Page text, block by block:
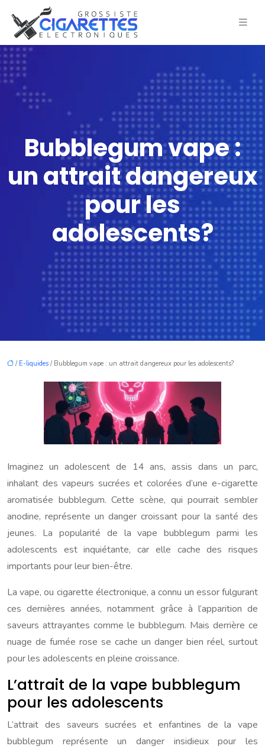
Bubblegum vape :
un attrait dangereux
pour les
adolescents?
/ E-liquides / Bubblegum vape : un attrait dangereux pour les adolescents?
Imaginez un adolescent de 14 ans, assis dans un parc,
inhalant des vapeurs sucrées et colorées d’une e-cigarette
aromatisée bubblegum. Cette scène, qui pourrait sembler
anodine, représente un danger croissant pour la santé des
jeunes. La popularité de la vape bubblegum parmi les
adolescents est inquiétante, car elle cache des risques
importants pour leur bien-être.
La vape, ou cigarette électronique, a connu un essor fulgurant
ces dernières années, notamment grâce à l’apparition de
saveurs attrayantes comme le bubblegum. Mais derrière ce
nuage de fumée rose se cache un danger bien réel, surtout
pour les adolescents en pleine croissance.
L’attrait de la vape bubblegum
pour les adolescents
L’attrait des saveurs sucrées et enfantines de la vape
bubblegum représente un danger insidieux pour les